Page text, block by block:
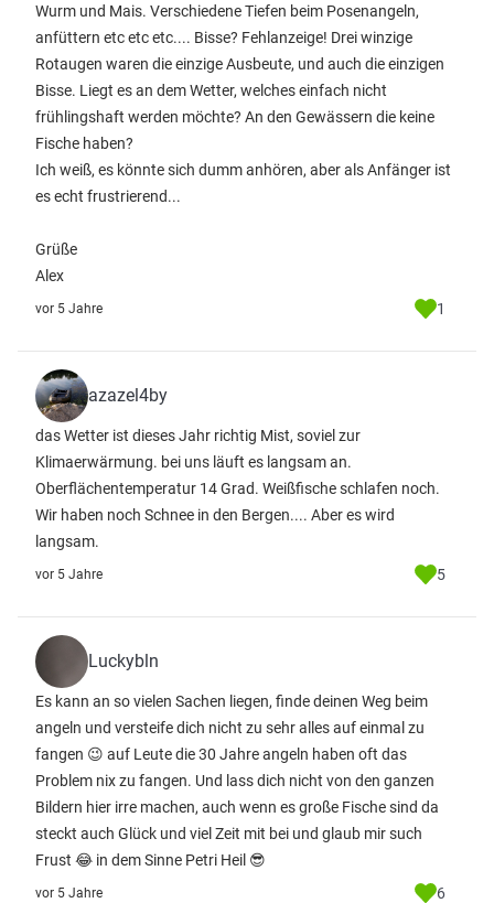
Wurm und Mais. Verschiedene Tiefen beim Posenangeln,
anfüttern etc etc etc.... Bisse? Fehlanzeige! Drei winzige
Rotaugen waren die einzige Ausbeute, und auch die einzigen
Bisse. Liegt es an dem Wetter, welches einfach nicht
frühlingshaft werden möchte? An den Gewässern die keine
Fische haben?
Ich weiß, es könnte sich dumm anhören, aber als Anfänger ist
es echt frustrierend...
Grüße
Alex
vor 5 Jahre 1
azazel4by
das Wetter ist dieses Jahr richtig Mist, soviel zur
Klimaerwärmung. bei uns läuft es langsam an.
Oberflächentemperatur 14 Grad. Weißfische schlafen noch.
Wir haben noch Schnee in den Bergen.... Aber es wird
langsam.
vor 5 Jahre 5
Luckybln
Es kann an so vielen Sachen liegen, finde deinen Weg beim
angeln und versteife dich nicht zu sehr alles auf einmal zu
fangen 😉 auf Leute die 30 Jahre angeln haben oft das
Problem nix zu fangen. Und lass dich nicht von den ganzen
Bildern hier irre machen, auch wenn es große Fische sind da
steckt auch Glück und viel Zeit mit bei und glaub mir such
Frust 😂 in dem Sinne Petri Heil 😎
vor 5 Jahre 6